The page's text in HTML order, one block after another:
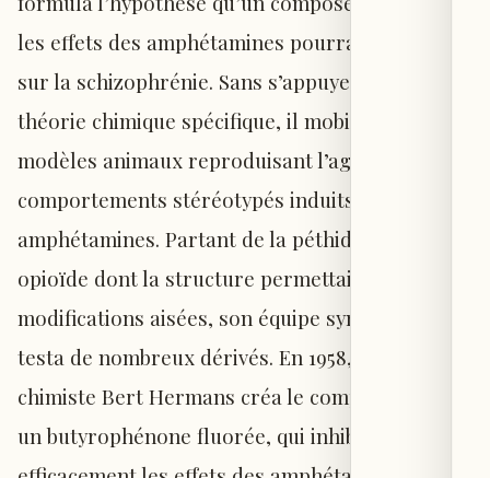
les effets des amphétamines pourrait aussi agir
sur la schizophrénie. Sans s’appuyer sur une
théorie chimique spécifique, il mobilisa des
modèles animaux reproduisant l’agitation et les
comportements stéréotypés induits par les
amphétamines. Partant de la péthidine, un
opioïde dont la structure permettait des
modifications aisées, son équipe synthétisa et
testa de nombreux dérivés. En 1958, à Beerse, le
chimiste Bert Hermans créa le composé R1625,
un butyrophénone fluorée, qui inhibait